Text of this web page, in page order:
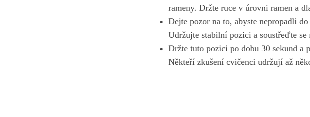
rameny. Držte ruce v úrovni ‍ramen a
Dejte pozor na to, abyste nepropadli
Udržujte stabilní ⁣pozici a soustřeďte
Držte tuto pozici po dobu 30 ‌sekund a
Někteří zkušení cvičenci udržují až